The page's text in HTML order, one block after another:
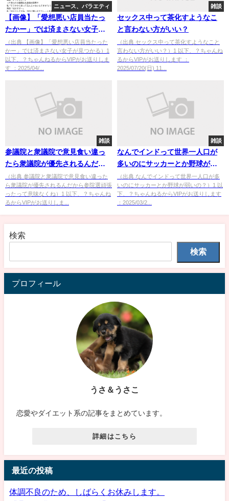
ニュース、バラエティ
【画像】「愛想悪い店員当たっ
たかー」では済まさない女子が
見つかる
（出典 【画像】「愛想悪い店員当たった
かー」では済まさない女子が見つかる）1
以下、？ちゃんねるからVIPがお送りしま
す ：2025/04/...
雑談
セックス中って茶化すようなこ
と言わない方がいい？
（出典 セックス中って茶化すようなこと
言わない方がいい？）1 以下、？ちゃんね
るからVIPがお送りします ：
2025/07/20(日) 11...
雑談
参議院と衆議院で意見食い違っ
たら衆議院が優先されるんだか
ら参院選頑張ったって意味なく
ね
（出典 参議院と衆議院で意見食い違った
ら衆議院が優先されるんだから参院選頑張
ったって意味なくね）1 以下、？ちゃんね
るからVIPがお送りしま...
雑談
なんでインドって世界一人口が
多いのにサッカーとか野球が弱
いの？
（出典 なんでインドって世界一人口が多
いのにサッカーとか野球が弱いの？）1 以
下、？ちゃんねるからVIPがお送りします
：2025/03/2...
検索
検索
プロフィール
うさ＆うさこ
恋愛やダイエット系の記事をまとめています。
詳細はこちら
最近の投稿
体調不良のため、しばらくお休みします。